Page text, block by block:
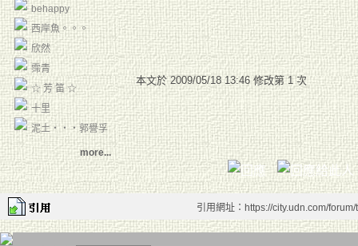
behappy
西岸魚。。。
欣然
霈青
☆ 芳 笛 ☆
十里
泥土‧‧‧郭譽孚
more...
本文於2009/05/18 13:46 修改第 1 次
引用網址：https://city.udn.com/